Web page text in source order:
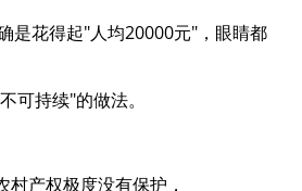
是花得起"人均20000元"，眼睛都
可持续"的做法。
产权极度没有保护，